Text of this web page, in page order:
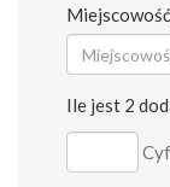
Ile jest 2